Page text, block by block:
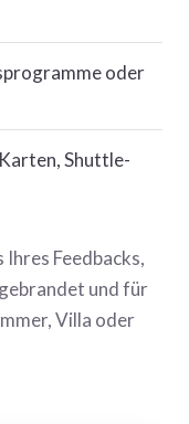
oder
Shuttle-
Feedbacks,
und für
Villa oder